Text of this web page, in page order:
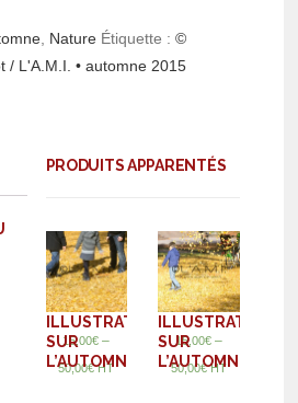
Nature Étiquette :©
/ L'A.M.I. • automne 2015
PRODUITS APPARENTÉS
ILLUSTRATION
SUR
L’AUTOMNE
15,00€ –
50,00€ HT
ILLUSTRATION
SUR
L’AUTOMNE
15,00€–
50,00€ HT